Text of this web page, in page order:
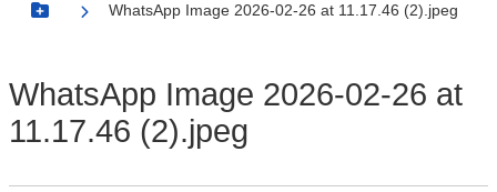
Botão Menu
WhatsApp Image 2026-02-26 at 11.17.46 (2).jpeg
WhatsApp Image 2026-02-26 at
11.17.46 (2).jpeg